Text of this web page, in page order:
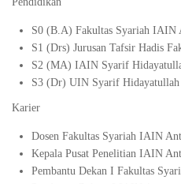
S0 (B.A) Fakultas Syariah IAIN
S1 (Drs) Jurusan Tafsir Hadis
S2 (MA) IAIN Syarif
S3 (Dr) UIN Syarif Hidayatullah
Karier
Dosen Fakultas Syariah IAIN
Kepala Pusat Penelitian IAIN
Pembantu Dekan I Fakultas